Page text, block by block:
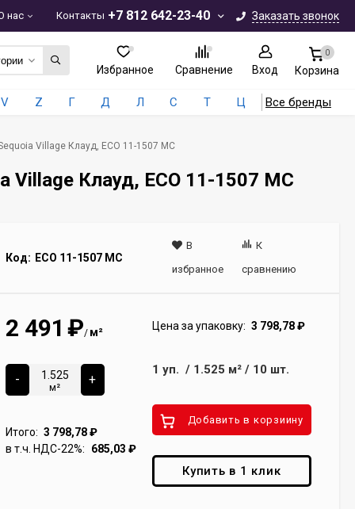
+7 812 642-23-40 Заказать звонок
нас Контакты
Избранное Сравнение Вход
0
Корзина
V Z Г Д Л С Т Ц Все бренды
Village Клауд, ECO 11-1507 MC
Village Клауд, ECO 11-1507 MC
Код: ECO 11-1507 MC
В
избранное
К
сравнению
2 491 ₽/ м²
-
м²
+
Итого: 3 798,78₽
в т.ч. НДС-22%:
685,03 ₽
Цена за упаковку: 3 798,78₽
1 уп. / 1.525 м²/ 10 шт.
Добавить в корзиину
Купить в 1 клик